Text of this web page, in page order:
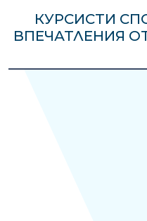
КУРСИСТИ
ВПЕЧАТЛЕНИЯ ОТ